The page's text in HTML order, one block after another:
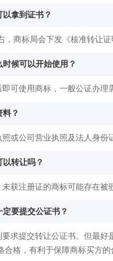
拿到证书？
，商标局会下发《核准转让证
候可以开始使用？
可使用商标，一般公证办理
？
或公司营业执照及法人身份
转让吗？
获注册证的商标可能存在被
要提交公证书？
求提交转让公证书。但最
合格，有利于保障商标买方的